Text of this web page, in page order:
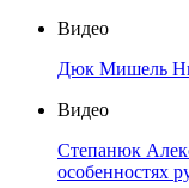
Видео
Дюк Мишель
Видео
Степанюк
особенностях